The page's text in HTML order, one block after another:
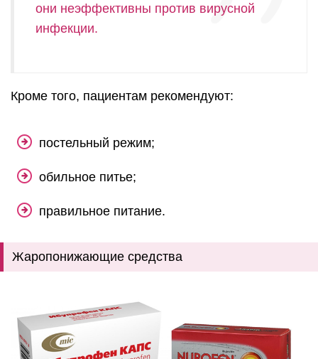
они неэффективны против вирусной
инфекции.
Кроме того, пациентам рекомендуют:
постельный режим;
обильное питье;
правильное питание.
Жаропонижающие средства